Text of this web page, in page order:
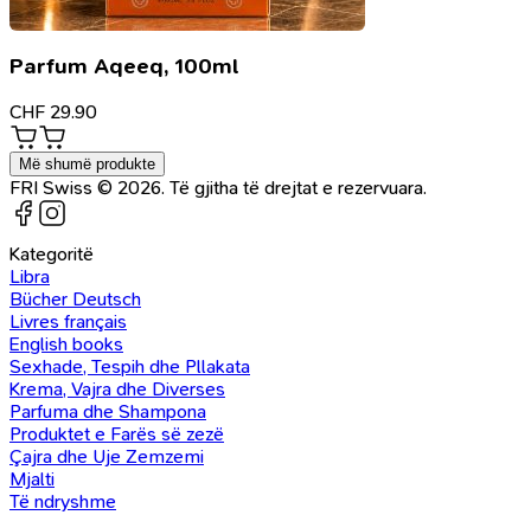
Parfum Aqeeq, 100ml
CHF 29.90
Më shumë produkte
FRI Swiss © 2026. Të gjitha të drejtat e rezervuara.
Kategoritë
Libra
Bücher Deutsch
Livres français
English books
Sexhade, Tespih dhe Pllakata
Krema, Vajra dhe Diverses
Parfuma dhe Shampona
Produktet e Farës së zezë
Çajra dhe Uje Zemzemi
Mjalti
Të ndryshme